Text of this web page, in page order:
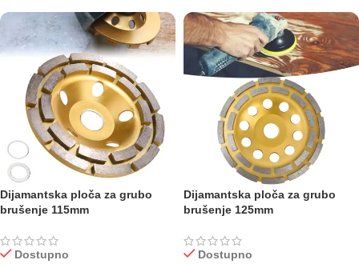
Dijamantska ploča za grubo
brušenje 115mm
Dostupno
Dijamantska ploča za grubo
brušenje 125mm
Dostupno